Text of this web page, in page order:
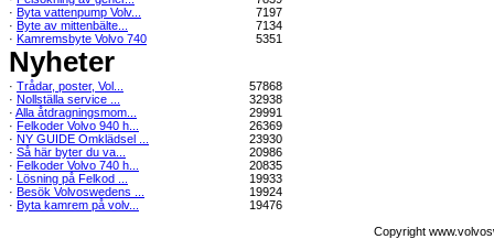
· Byta vattenpump Volv...
7197
· Byte av mittenbälte...
7134
· Kamremsbyte Volvo 740 5351
Nyheter
· Trådar, poster, Vol...
57868
· Nollställa service ...
32938
· Alla åtdragningsmom...
29991
· Felkoder Volvo 940 h...
26369
· NY GUIDE Omklädsel ...
23930
· Så här byter du va...
20986
· Felkoder Volvo 740 h...
20835
· Lösning på Felkod ...
19933
· Besök Volvoswedens ...
19924
· Byta kamrem på volv...
19476
Copyright